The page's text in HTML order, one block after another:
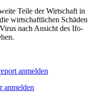
Teile der Wirtschaft in
wirtschaftlichen Schäden
nach Ansicht des Ifo-